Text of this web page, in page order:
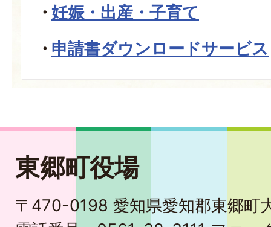
妊娠・出産・子育て
申請書ダウンロードサービス
東郷町役場
〒470-0198 愛知県愛知郡東郷町